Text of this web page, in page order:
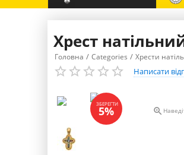
Хрест
Головна / Categories / Хрести
Написати
ЗБЕРЕГТИ
5% 